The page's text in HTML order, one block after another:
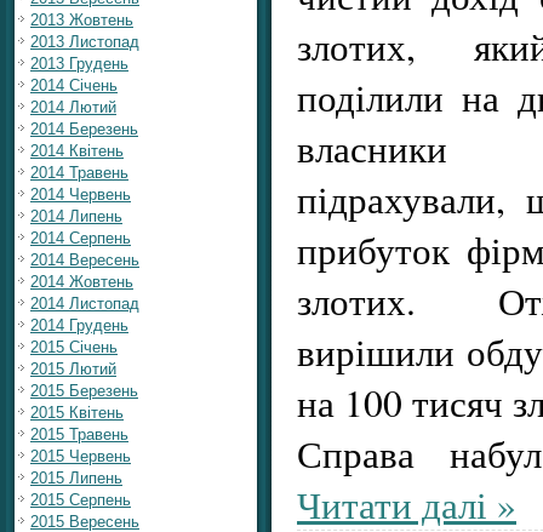
2013 Жовтень
2013 Листопад
2013 Грудень
2014 Січень
2014 Лютий
2014 Березень
2014 Квітень
2014 Травень
2014 Червень
2014 Липень
2014 Серпень
2014 Вересень
2014 Жовтень
2014 Листопад
2014 Грудень
2015 Січень
2015 Лютий
2015 Березень
2015 Квітень
2015 Травень
2015 Червень
2015 Липень
2015 Серпень
2015 Вересень
злотих,
поділили на
власники
підрахували,
прибуток
злотих.
вирішили
на 100 тисяч
Справа
Читати далі »